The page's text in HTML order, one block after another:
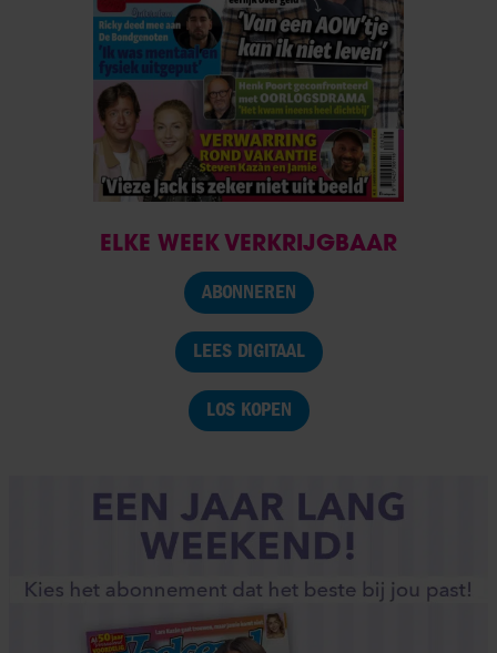
ELKE WEEK VERKRIJGBAAR
ABONNEREN
LEES DIGITAAL
LOS KOPEN